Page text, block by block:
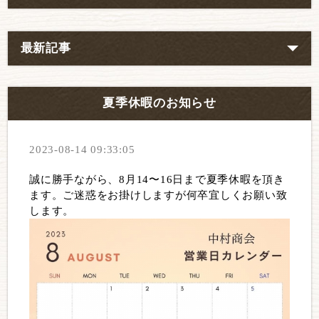
最新記事
夏季休暇のお知らせ
2023-08-14 09:33:05
誠に勝手ながら、8月14〜16日まで夏季休暇を頂き
ます。ご迷惑をお掛けしますが何卒宜しくお願い致
します。